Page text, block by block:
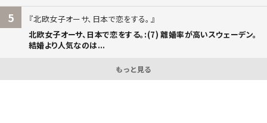
5
北欧女子オーサ、日本で恋をする。
北欧女子オーサ、日本で恋をする。:(7) 離婚率が高いスウェーデン。
結婚より人気なのは...
もっと見る